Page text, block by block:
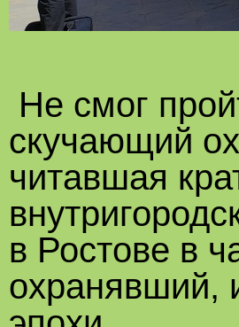
Не смог
скучающий
читавшая
в Ростове в
охранявший,